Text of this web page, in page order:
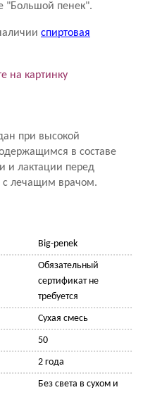
"Большой пенек".
спиртовая
на картинку
при высокой
в составе
и лактации перед
с лечащим врачом.
Big-penek
Обязательный
сертификат не
требуется
Сухая смесь
50
2 года
Без света в сухом и